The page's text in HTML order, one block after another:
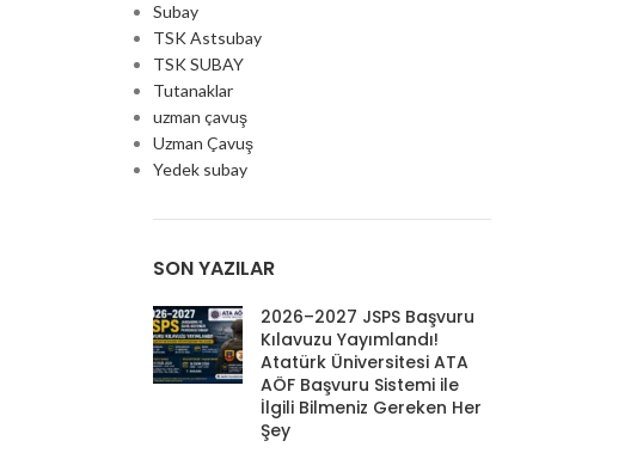
Subay
TSK Astsubay
TSK SUBAY
Tutanaklar
uzman çavuş
Uzman Çavuş
Yedek subay
SON YAZILAR
2026–2027 JSPS Başvuru
Kılavuzu Yayımlandı!
Atatürk Üniversitesi ATA
AÖF Başvuru Sistemi ile
İlgili Bilmeniz Gereken Her
Şey